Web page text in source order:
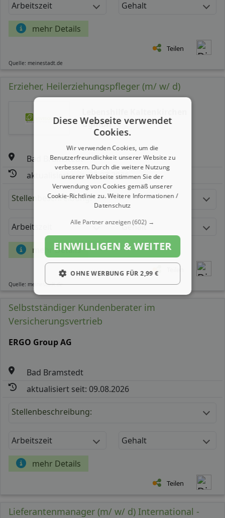
Arbeitszeit Gehalt
mehr Details
Teilen
Quelle: meinestadt.de
Erzieher, Heilerziehungspfleger (m/ w/ d)
Ggmbh
Bad Bramstedt
aktualisiert seit: 23.07.2026
Stellenbeschreibung:
Arbeitszeit Gehalt
mehr Details
Quelle: meinestadt.de
Selbstständiger Kundenberater im
Versicherungsvertrieb
ERGO Group AG
Bad Bramstedt
aktualisiert seit: 09.08.2026
Stellenbeschreibung:
Arbeitszeit Gehalt
mehr Details
Teilen
Lieferantenmanager (m/ w/ d) International -
Diese Webseite verwendet
Cookies.
Wir verwenden Cookies, um die
Benutzerfreundlichkeit unserer Website zu
verbessern. Durch die weitere Nutzung
unserer Webseite stimmen Sie der
Verwendung von Cookies gemäß unserer
Cookie-Richtlinie zu.Weitere Informationen /
Datenschutz
Alle Partner anzeigen(602) →
EINWILLIGEN & WEITER
OHNE WERBUNG FÜR 2,99 €